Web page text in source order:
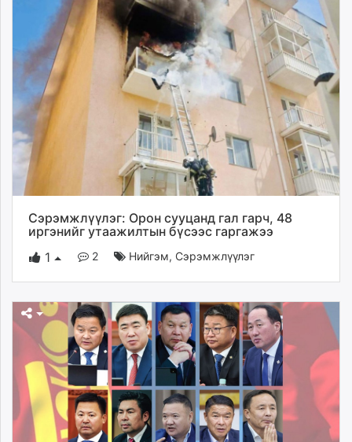
Сэрэмжлүүлэг: Орон сууцанд гал гарч, 48
иргэнийг утаажилтын бүсээс гаргажээ
1
2 Нийгэм, Сэрэмжлүүлэг